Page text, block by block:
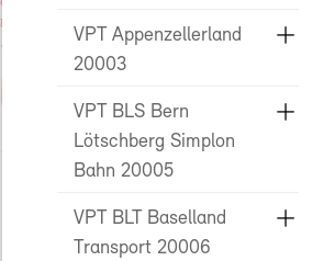
VPT Appenzellerland
20003
VPT BLS Bern
Lötschberg Simplon
Bahn 20005
VPT BLT Baselland
Transport 20006